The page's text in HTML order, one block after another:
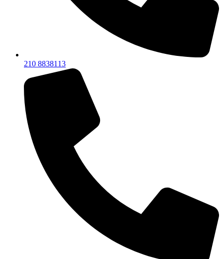
210 8838113